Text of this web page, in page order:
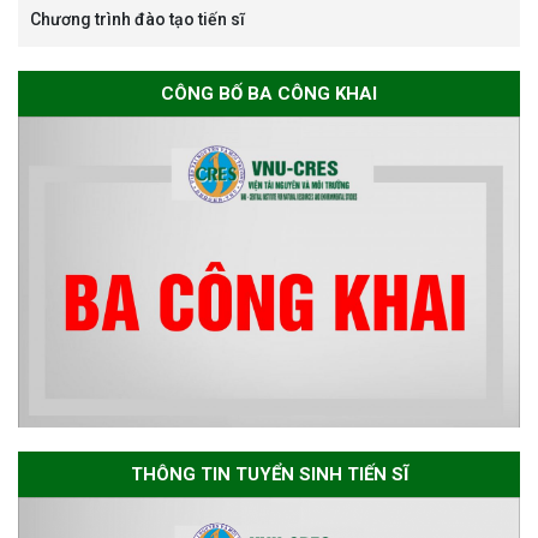
đủ điều kiện dự tuyển Chương
trình đào tạo tiến sĩ chuyên
bền vững đợt 1 năm 2026
The International Conference
EME 2026 on “Earth, Mine and
Environmental Sciences for the
THÔNG BÁO TUYỂN SINH ĐÀO
Chương trình đào tạo tiến sĩ
CÔNG BỐ BA CÔNG KHAI
THÔNG TIN TUYỂN SINH TIẾN SĨ